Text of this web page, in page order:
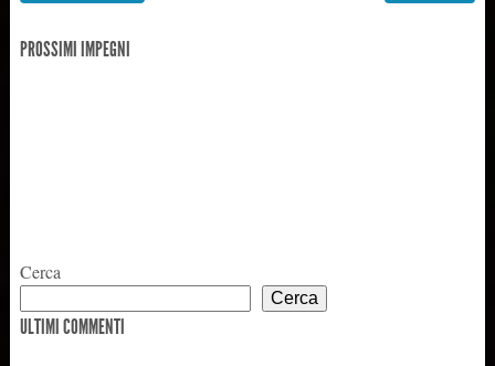
PROSSIMI IMPEGNI
Cerca
Cerca
ULTIMI COMMENTI